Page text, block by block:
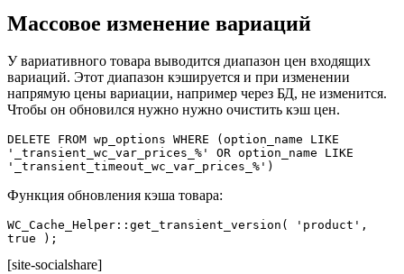
Массовое изменение вариаций
У вариативного товара выводится диапазон цен входящих
вариаций. Этот диапазон кэшируется и при изменении
напрямую цены вариации, например через БД, не изменится.
Чтобы он обновился нужно нужно очистить кэш цен.
DELETE FROM wp_options WHERE (option_name LIKE
'_transient_wc_var_prices_%' OR option_name LIKE
'_transient_timeout_wc_var_prices_%')
Функция обновления кэша товара:
WC_Cache_Helper::get_transient_version( 'product',
true );
[site-socialshare]